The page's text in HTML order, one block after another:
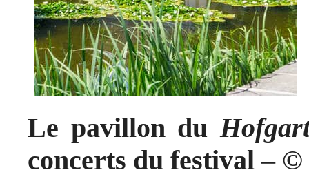
Le pavillon du
concerts du festival –